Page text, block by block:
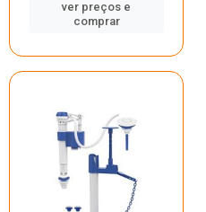
ver preços e
comprar